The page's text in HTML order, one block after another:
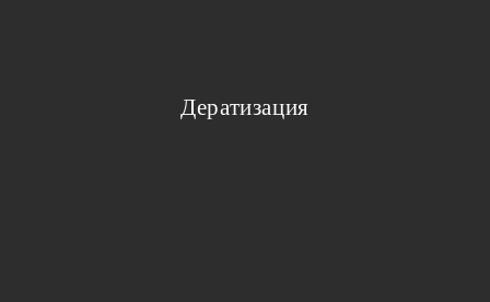
Дератизация